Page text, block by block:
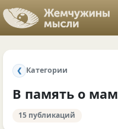
❮ Категории
В память о
15 публикаций